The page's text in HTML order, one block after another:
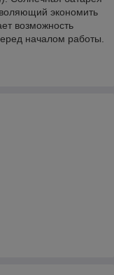
экономить
возможность
началом работы.